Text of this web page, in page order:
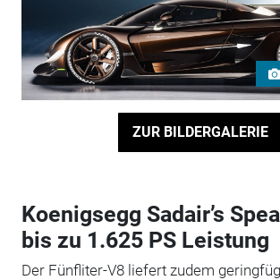
ZUR BILDERGALERIE
Koenigsegg Sadair’s
bis zu 1.625 PS Leistung
Der Fünfliter-V8 liefert zudem